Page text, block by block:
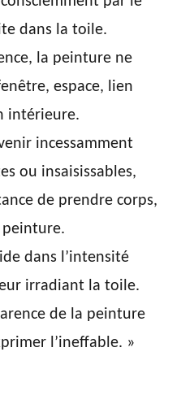
dans la toile.
la peinture ne
espace, lien
intérieure.
incessamment
ou insaisissables,
de prendre corps,
peinture.
dans l’intensité
irradiant la toile.
de la peinture
l’ineffable. »